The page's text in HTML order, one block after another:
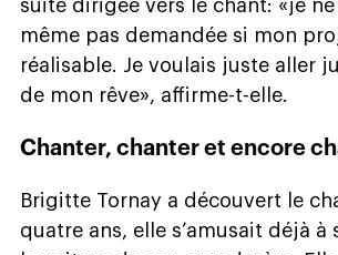
suite dirigée vers le chant: «je ne
même pas demandée si mon
réalisable. Je voulais juste aller
de mon rêve», affirme-t-elle.
Chanter, chanter et encore
Brigitte Tornay a découvert le
quatre ans, elle s’amusait déjà à